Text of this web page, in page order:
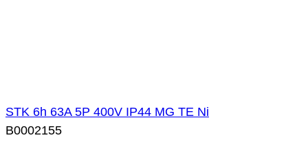
STK 6h 63A 5P 400V IP44 MG TE Ni
B0002155